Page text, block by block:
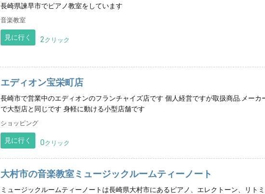
長崎県諫早市でピアノ教室をしています
音楽教室
見に行く 2クリック
エディオン宝栄町店
長崎市で営業中のエディオンのフランチャイズ店です 個人経営ですが取扱商品.メーカ
で大型店と同じです 身軽に動ける小型店舗です
ショッピング
見に行く 0クリック
大村市の音楽教室ミュージックルームティーノート
ミュージックルームティーノートは長崎県大村市にあるピアノ、エレクトーン、リト